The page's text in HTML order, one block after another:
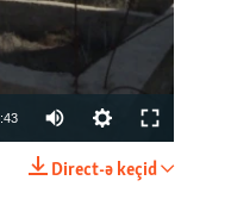
available
Direct-ə keçid